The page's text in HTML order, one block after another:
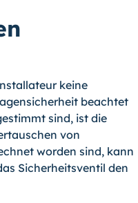
keine
beachtet
sind, ist die
von
worden sind, kann
Sicherheitsventil den